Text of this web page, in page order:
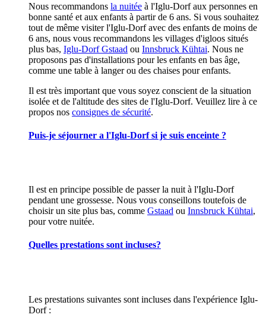
Nous recommandons la nuitée à l'Iglu-Dorf aux personnes en
bonne santé et aux enfants à partir de 6 ans. Si vous souhaitez
tout de même visiter l'Iglu-Dorf avec des enfants de moins de
6 ans, nous vous recommandons les villages d'igloos situés
plus bas, Iglu-Dorf Gstaad ou Innsbruck Kühtai. Nous ne
proposons pas d'installations pour les enfants en bas âge,
comme une table à langer ou des chaises pour enfants.
Il est très important que vous soyez conscient de la situation
isolée et de l'altitude des sites de l'Iglu-Dorf. Veuillez lire à ce
propos nos consignes de sécurité.
Puis-je séjourner a l'Iglu-Dorf si je suis enceinte ?
Il est en principe possible de passer la nuit à l'Iglu-Dorf
pendant une grossesse. Nous vous conseillons toutefois de
choisir un site plus bas, comme Gstaad ou Innsbruck Kühtai,
pour votre nuitée.
Quelles prestations sont incluses?
Les prestations suivantes sont incluses dans l'expérience Iglu-
Dorf :